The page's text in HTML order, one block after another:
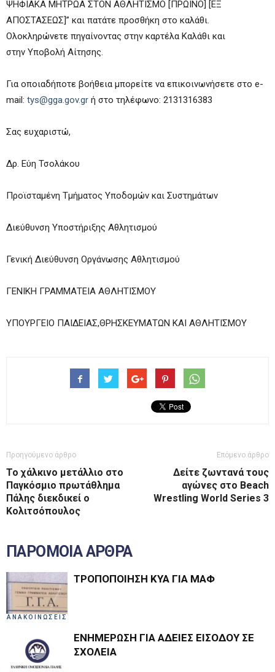
ΨΗΦΙΑΚΑ ΜΗΤΡΩΑ ΣΤΟΝ ΑΘΛΗΤΙΣΜΟ [ΠΡΩΙΝΟ] [ΕΞ
ΑΠΟΣΤΑΣΕΩΣ]” και πατάτε προσθήκη στο καλάθι.
Ολοκληρώνετε πηγαίνοντας στην καρτέλα Καλάθι και
στην Υποβολή Αίτησης.
Για οποιαδήποτε βοήθεια μπορείτε να επικοινωνήσετε στo e-
mail: tys@gga.gov.gr ή στο τηλέφωνο: 2131316383
Σας ευχαριστώ,
Δρ. Εύη Τσολάκου
Προϊσταμένη Τμήματος Υποδομών και Συστημάτων
Διεύθυνση Υποστήριξης Αθλητισμού
Γενική Διεύθυνση Οργάνωσης Αθλητισμού
ΓΕΝΙΚΗ ΓΡΑΜΜΑΤΕΙΑ ΑΘΛΗΤΙΣΜΟΥ
ΥΠΟΥΡΓΕΙΟ ΠΑΙΔΕΙΑΣ,ΘΡΗΣΚΕΥΜΑΤΩΝ ΚΑΙ ΑΘΛΗΤΙΣΜΟΥ
Προηγούμενο άρθρο
Το χάλκινο μετάλλιο στο
Παγκόσμιο πρωτάθλημα
Πάλης διεκδικεί ο
Κολιτσόπουλος
Επόμενο άρθρο
Δείτε ζωντανά τους
αγώνες στο Beach
Wrestling World Series 3
ΠΑΡΟΜΟΙΑ ΑΡΘΡΑ
ΑΝΑΚΟΙΝΩΣΕΙΣ
ΤΡΟΠΟΠΟΙΗΣΗ ΚΥΑ ΓΙΑ ΜΑΦ
ΕΝΗΜΕΡΩΣΗ ΓΙΑ ΑΔΕΙΕΣ ΕΙΣΟΔΟΥ ΣΕ
ΣΧΟΛΕΙΑ